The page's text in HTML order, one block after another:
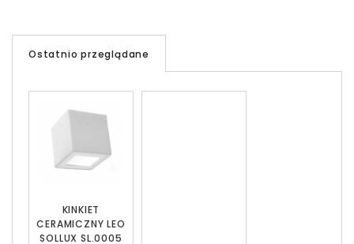
Ostatnio przeglądane
KINKIET
CERAMICZNY LEO
SOLLUX SL.0005